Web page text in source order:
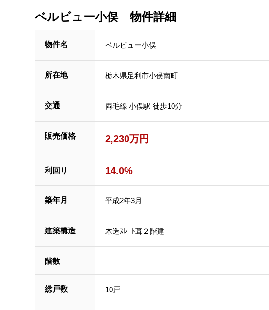
ベルビュー小俣 物件詳細
物件名 ベルビュー小俣
所在地 栃木県足利市小俣南町
交通 両毛線 小俣駅 徒歩10分
販売価格 2,230万円
利回り 14.0%
築年月 平成2年3月
建築構造 木造ｽﾚｰﾄ葺２階建
階数
総戸数 10戸